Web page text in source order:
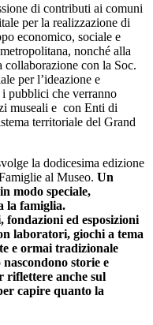
di contributi ai comuni
per la realizzazione di
economico, sociale e
nonché alla
collaborazione con la Soc.
per l’ideazione e
pubblici che verranno
museali e con Enti di
territoriale del Grand
la dodicesima edizione
al Museo. Un
modo speciale,
la famiglia.
ed esposizioni
laboratori, giochi a tema
e ormai tradizionale
storie e
riflettere anche sul
capire quanto la